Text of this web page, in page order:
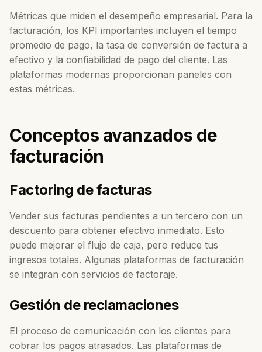
Métricas que miden el desempeño empresarial. Para la
facturación, los KPI importantes incluyen el tiempo
promedio de pago, la tasa de conversión de factura a
efectivo y la confiabilidad de pago del cliente. Las
plataformas modernas proporcionan paneles con
estas métricas.
Conceptos avanzados de
facturación
Factoring de facturas
Vender sus facturas pendientes a un tercero con un
descuento para obtener efectivo inmediato. Esto
puede mejorar el flujo de caja, pero reduce tus
ingresos totales. Algunas plataformas de facturación
se integran con servicios de factoraje.
Gestión de reclamaciones
El proceso de comunicación con los clientes para
cobrar los pagos atrasados. Las plataformas de